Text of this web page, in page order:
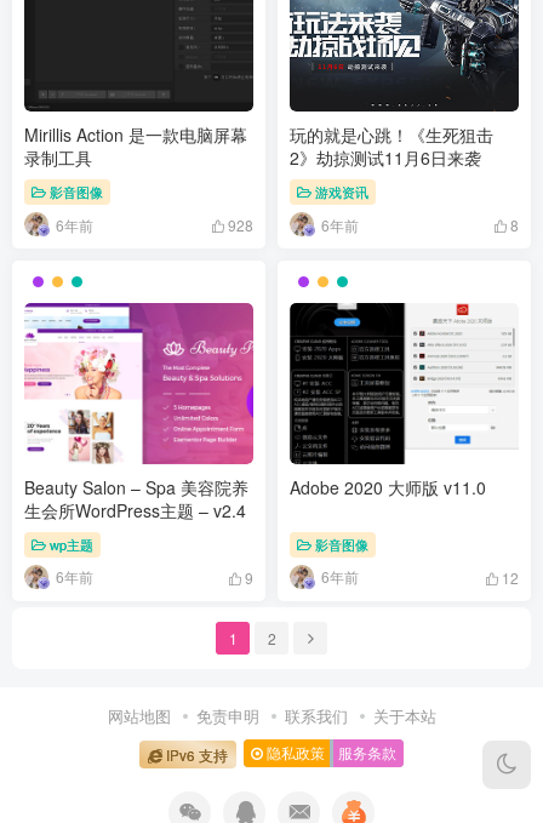
Mirillis Action 是一款电脑屏幕
录制工具
影音图像
6年前 928
玩的就是心跳！《生死狙击
2》劫掠测试11月6日来袭
游戏资讯
6年前 8
Beauty Salon – Spa 美容院养
生会所WordPress主题 – v2.4
wp主题
6年前 9
Adobe 2020 大师版 v11.0
影音图像
6年前 12
1 2
网站地图 免责申明 联系我们 关于本站
IPv6 支持 隐私政策 服务条款